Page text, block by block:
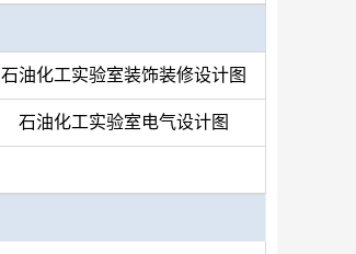
石油化工实验室装饰装修设计图
石油化工实验室电气设计图